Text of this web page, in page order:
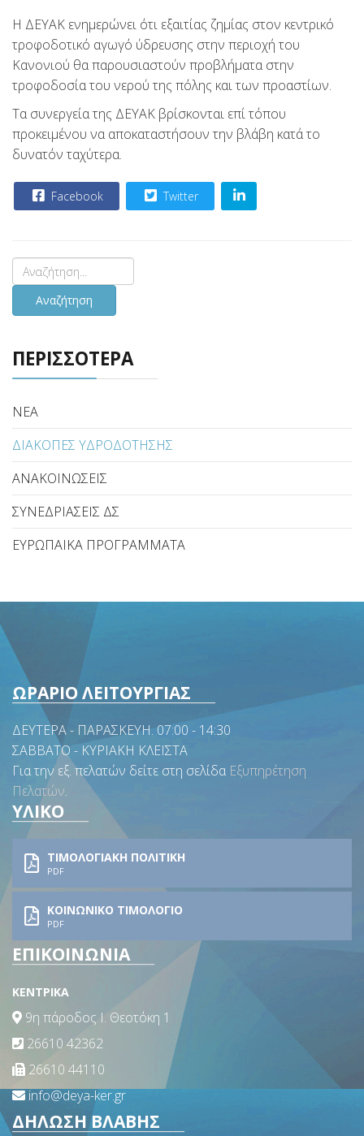
Η ΔΕΥΑΚ ενημερώνει ότι εξαιτίας ζημίας στον κεντρικό
τροφοδοτικό αγωγό ύδρευσης στην περιοχή του
Κανονιού θα παρουσιαστούν προβλήματα στην
τροφοδοσία του νερού της πόλης και των προαστίων.
Τα συνεργεία της ΔΕΥΑΚ βρίσκονται επί τόπου
προκειμένου να αποκαταστήσουν την βλάβη κατά το
δυνατόν ταχύτερα.
Facebook Twitter
Αναζήτηση
ΠΕΡΙΣΣΟΤΕΡΑ
ΝΕΑ
ΔΙΑΚΟΠΕΣ ΥΔΡΟΔΟΤΗΣΗΣ
ΑΝΑΚΟΙΝΩΣΕΙΣ
ΣΥΝΕΔΡΙΑΣΕΙΣ ΔΣ
ΕΥΡΩΠΑΙΚΑ ΠΡΟΓΡΑΜΜΑΤΑ
ΩΡΑΡΙΟ ΛΕΙΤΟΥΡΓΙΑΣ
ΔΕΥΤΕΡΑ - ΠΑΡΑΣΚΕΥΗ. 07:00 - 14:30
ΣΑΒΒΑΤΟ - ΚΥΡΙΑΚΗ ΚΛΕΙΣΤΑ
Για την εξ. πελατών δείτε στη σελίδα Εξυπηρέτηση
Πελατών.
ΥΛΙΚΟ
ΤΙΜΟΛΟΓΙΑΚΗ ΠΟΛΙΤΙΚΗ
PDF
ΚΟΙΝΩΝΙΚΟ ΤΙΜΟΛΟΓΙΟ
PDF
ΕΠΙΚΟΙΝΩΝΙΑ
ΚΕΝΤΡΙΚΑ
9η πάροδος Ι. Θεοτόκη 1
26610 42362
26610 44110
info@deya-ker.gr
ΔΗΛΩΣΗ ΒΛΑΒΗΣ